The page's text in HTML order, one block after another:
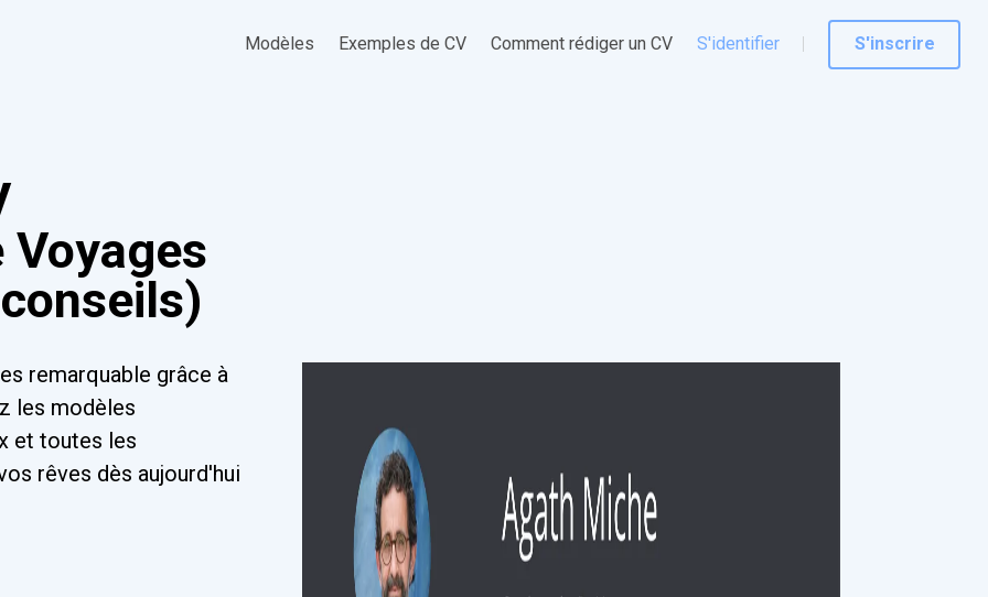
Modèles Exemples de CV Comment rédiger un CV S'identifier S'inscrire
Voyages
remarquable grâce à
les modèles
et toutes les
rêves dès aujourd'hui